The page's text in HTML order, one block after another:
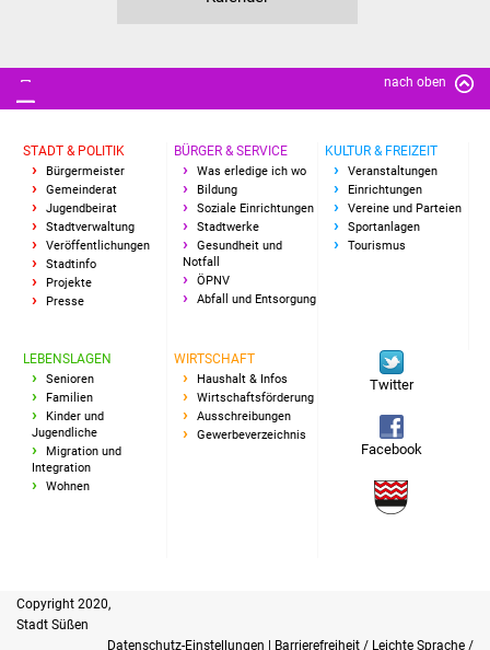
nach oben
STADT & POLITIK
Bürgermeister
Gemeinderat
Jugendbeirat
Stadtverwaltung
Veröffentlichungen
Stadtinfo
Projekte
Presse
BÜRGER & SERVICE
Was erledige ich wo
Bildung
Soziale Einrichtungen
Stadtwerke
Gesundheit und
Notfall
ÖPNV
Abfall und Entsorgung
KULTUR & FREIZEIT
Veranstaltungen
Einrichtungen
Vereine und Parteien
Sportanlagen
Tourismus
LEBENSLAGEN
Senioren
Familien
Kinder und
Jugendliche
Migration und
Integration
Wohnen
WIRTSCHAFT
Haushalt & Infos
Wirtschaftsförderung
Ausschreibungen
Gewerbeverzeichnis
Twitter
Facebook
Copyright 2020,
Stadt Süßen
Datenschutz-Einstellungen | Barrierefreiheit / Leichte Sprache /